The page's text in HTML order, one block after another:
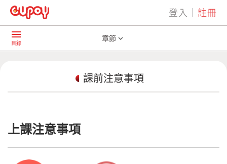
登入 ｜註冊
AI共學社群play_arrow
menu
目錄
章節 expand_more
課前注意事項
上課注意事項